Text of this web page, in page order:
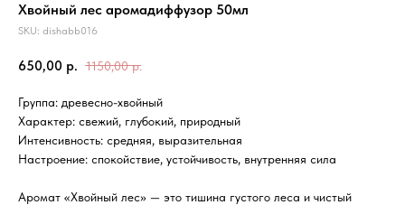
Хвойный лес аромадиффузор 50мл
SKU: dishabb016
650,00 р. 1150,00 р.
Группа: древесно-хвойный
Характер: свежий, глубокий, природный
Интенсивность: средняя, выразительная
Настроение: спокойствие, устойчивость, внутренняя сила
Аромат «Хвойный лес» — это тишина густого леса и чистый